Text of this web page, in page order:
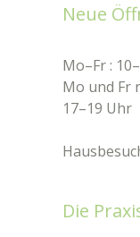
Neue
Mo–Fr :
Mo und Fr
17–19 Uhr
Die